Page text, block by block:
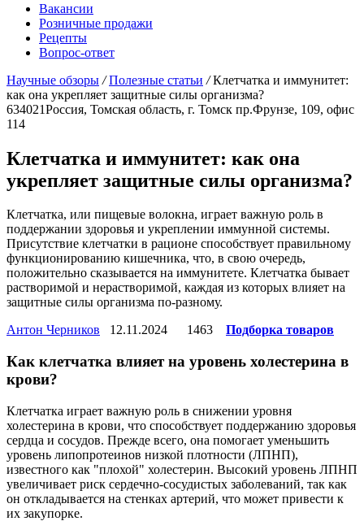
Вакансии
Розничные продажи
Рецепты
Вопрос-ответ
Научные обзоры / Полезные статьи / Клетчатка и иммунитет:
как она укрепляет защитные силы организма?
634021Россия, Томская область, г. Томск пр.Фрунзе, 109, офис
114
Клетчатка и иммунитет: как она
укрепляет защитные силы организма?
Клетчатка, или пищевые волокна, играет важную роль в
поддержании здоровья и укреплении иммунной системы.
Присутствие клетчатки в рационе способствует правильному
функционированию кишечника, что, в свою очередь,
положительно сказывается на иммунитете. Клетчатка бывает
растворимой и нерастворимой, каждая из которых влияет на
защитные силы организма по-разному.
Антон Черников
12.11.2024 1463 Подборка товаров
Как клетчатка влияет на уровень холестерина в
крови?
Клетчатка играет важную роль в снижении уровня
холестерина в крови, что способствует поддержанию здоровья
сердца и сосудов. Прежде всего, она помогает уменьшить
уровень липопротеинов низкой плотности (ЛПНП),
известного как "плохой" холестерин. Высокий уровень ЛПНП
увеличивает риск сердечно-сосудистых заболеваний, так как
он откладывается на стенках артерий, что может привести к
их закупорке.